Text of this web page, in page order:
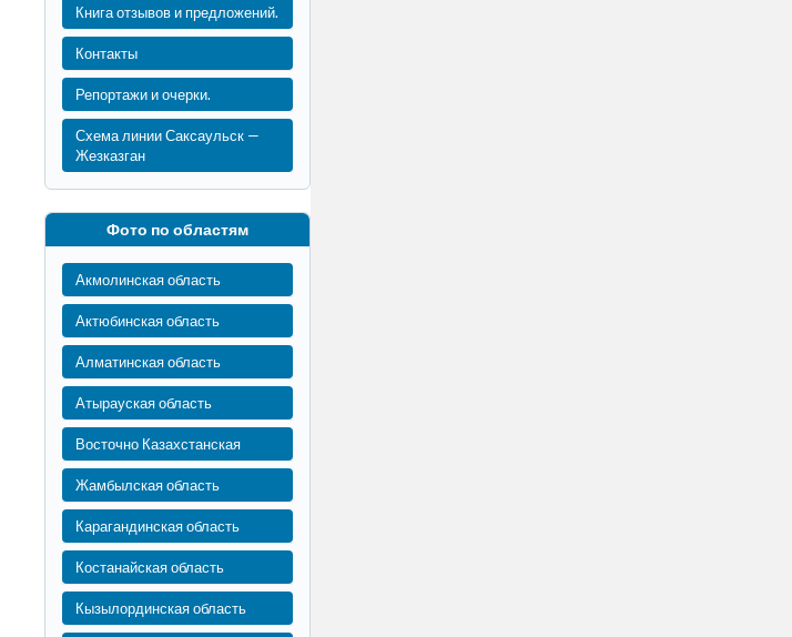
Книга отзывов и предложений.
Контакты
Репортажи и очерки.
Схема линии Саксаульск —
Жезказган
Фото по областям
Акмолинская область
Актюбинская область
Алматинская область
Атырауская область
Восточно Казахстанская
Жамбылская область
Карагандинская область
Костанайская область
Кызылординская область